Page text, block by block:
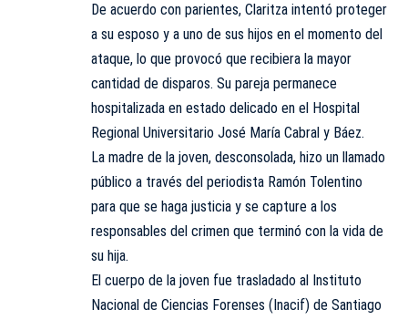
De acuerdo con parientes, Claritza intentó proteger
a su esposo y a uno de sus hijos en el momento del
ataque, lo que provocó que recibiera la mayor
cantidad de disparos. Su pareja permanece
hospitalizada en estado delicado en el Hospital
Regional Universitario José María Cabral y Báez.
La madre de la joven, desconsolada, hizo un llamado
público a través del periodista Ramón Tolentino
para que se haga justicia y se capture a los
responsables del crimen que terminó con la vida de
su hija.
El cuerpo de la joven fue trasladado al Instituto
Nacional de Ciencias Forenses (Inacif) de Santiago